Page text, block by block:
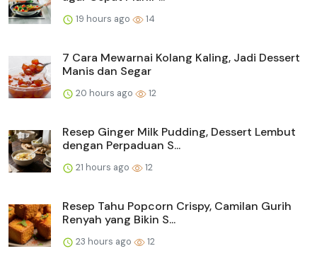
19 hours ago 14
7 Cara Mewarnai Kolang Kaling, Jadi Dessert
Manis dan Segar
20 hours ago 12
Resep Ginger Milk Pudding, Dessert Lembut
dengan Perpaduan S...
21 hours ago 12
Resep Tahu Popcorn Crispy, Camilan Gurih
Renyah yang Bikin S...
23 hours ago 12